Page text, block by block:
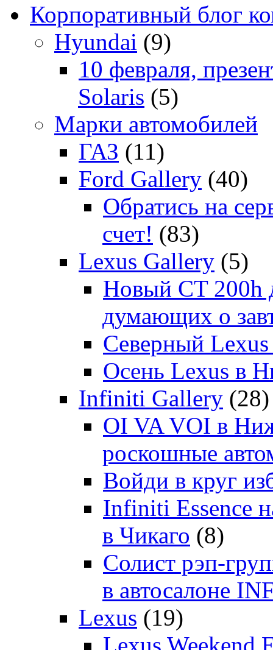
Корпоративный блог
Hyundai (9)
10 февраля,
Solaris (5)
Марки автомобилей
ГАЗ (11)
Ford Gallery (40)
Обратись на
счет! (83)
Lexus Gallery (5)
Новый CT 200h
думающих о
Северный Lexus
Осень Lexus в
Infiniti Gallery (28)
OI VA VOI в
роскошные
Войди в круг
Infiniti Essence
в Чикаго (8)
Солист рэп-
в автосалоне
Lexus (19)
Lexus Weekend